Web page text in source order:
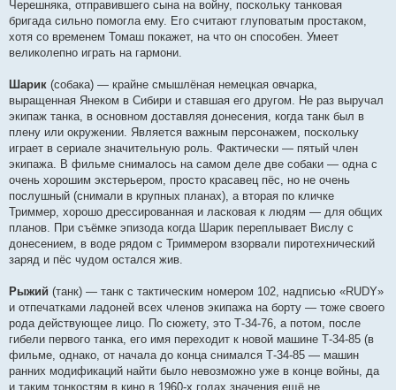
Черешняка, отправившего сына на войну, поскольку танковая
бригада сильно помогла ему. Его считают глуповатым простаком,
хотя со временем Томаш покажет, на что он способен. Умеет
великолепно играть на гармони.
Шарик (собака) — крайне смышлёная немецкая овчарка,
выращенная Янеком в Сибири и ставшая его другом. Не раз выручал
экипаж танка, в основном доставляя донесения, когда танк был в
плену или окружении. Является важным персонажем, поскольку
играет в сериале значительную роль. Фактически — пятый член
экипажа. В фильме снималось на самом деле две собаки — одна с
очень хорошим экстерьером, просто красавец пёс, но не очень
послушный (снимали в крупных планах), а вторая по кличке
Триммер, хорошо дрессированная и ласковая к людям — для общих
планов. При съёмке эпизода когда Шарик переплывает Вислу с
донесением, в воде рядом с Триммером взорвали пиротехнический
заряд и пёс чудом остался жив.
Рыжий (танк) — танк с тактическим номером 102, надписью «RUDY»
и отпечатками ладоней всех членов экипажа на борту — тоже своего
рода действующее лицо. По сюжету, это Т-34-76, а потом, после
гибели первого танка, его имя переходит к новой машине Т-34-85 (в
фильме, однако, от начала до конца снимался Т-34-85 — машин
ранних модификаций найти было невозможно уже в конце войны, да
и таким тонкостям в кино в 1960-х годах значения ещё не